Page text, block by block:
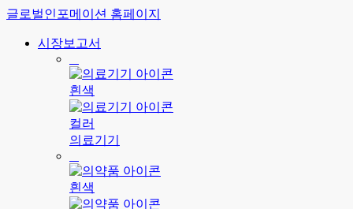
글로벌인포메이션 홈페이지
시장보고서
의료기기